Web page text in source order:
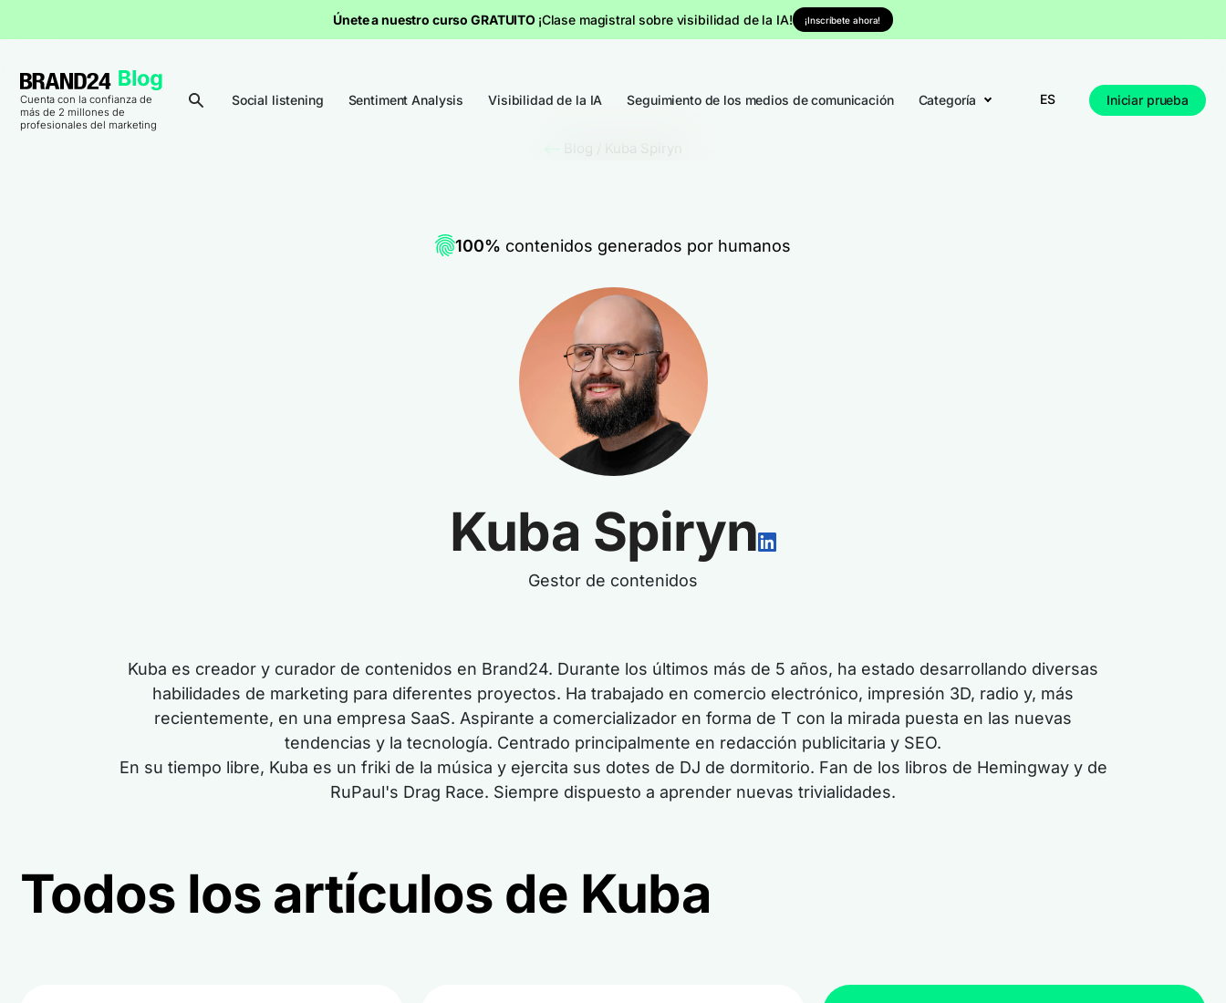
Únete a nuestro curso GRATUITO ¡Clase magistral sobre visibilidad de la IA! ¡Inscríbete ahora!
Cuenta con la confianza de
más de 2 millones de
profesionales del marketing
Social listening Sentiment Analysis Visibilidad de la IA Seguimiento de los medios de comunicación Categoría ES Iniciar prueba
100% contenidos generados por humanos
Kuba Spiryn
Gestor de contenidos
Kuba es creador y curador de contenidos en Brand24. Durante los últimos más de 5 años, ha estado desarrollando diversas
habilidades de marketing para diferentes proyectos. Ha trabajado en comercio electrónico, impresión 3D, radio y, más
recientemente, en una empresa SaaS. Aspirante a comercializador en forma de T con la mirada puesta en las nuevas
tendencias y la tecnología. Centrado principalmente en redacción publicitaria y SEO.
En su tiempo libre, Kuba es un friki de la música y ejercita sus dotes de DJ de dormitorio. Fan de los libros de Hemingway y de
RuPaul's Drag Race. Siempre dispuesto a aprender nuevas trivialidades.
Todos los artículos de Kuba